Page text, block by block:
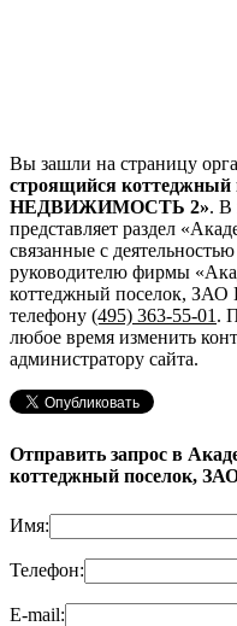
Вы зашли на страницу
строящийся
НЕДВИЖИМОСТЬ 2». В
представляет раздел
связанные с
руководителю фирмы
коттеджный поселок,
телефону (495) 363-55-01 .
любое время изменить
администратору сайта.
Отправить запрос в
коттеджный
Имя:
Телефон:
E-mail: